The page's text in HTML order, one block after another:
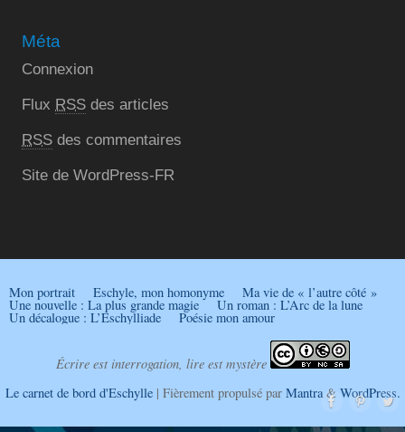
Méta
Connexion
Flux RSS des articles
RSS des commentaires
Site de WordPress-FR
Mon portrait Eschyle, mon homonyme Ma vie de « l’autre côté »
Une nouvelle : La plus grande magie Un roman : L’Arc de la lune
Un décalogue : L’Eschylliade Poésie mon amour
Écrire est interrogation, lire est mystère
Le carnet de bord d'Eschylle| Fièrement propulsé par Mantra& WordPress.